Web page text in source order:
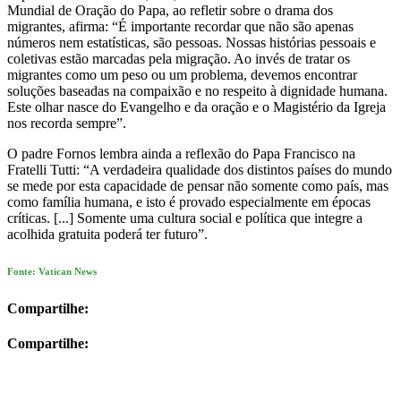
Mundial de Oração do Papa, ao refletir sobre o drama dos
migrantes, afirma: “É importante recordar que não são apenas
números nem estatísticas, são pessoas. Nossas histórias pessoais e
coletivas estão marcadas pela migração. Ao invés de tratar os
migrantes como um peso ou um problema, devemos encontrar
soluções baseadas na compaixão e no respeito à dignidade humana.
Este olhar nasce do Evangelho e da oração e o Magistério da Igreja
nos recorda sempre”.
O padre Fornos lembra ainda a reflexão do Papa Francisco na
Fratelli Tutti: “A verdadeira qualidade dos distintos países do mundo
se mede por esta capacidade de pensar não somente como país, mas
como família humana, e isto é provado especialmente em épocas
críticas. [...] Somente uma cultura social e política que integre a
acolhida gratuita poderá ter futuro”.
Fonte: Vatican News
Compartilhe:
Compartilhe: